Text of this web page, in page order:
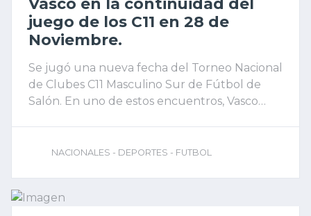
juego de los C11 en 28 de
Noviembre.
Se jugó una nueva fecha del Torneo Nacional
de Clubes C11 Masculino Sur de Fútbol de
Salón. En uno de estos encuentros, Vasco
vieron acción ayer. Talleres y Boxing Club, en
clasificatoria en la división mayor. También se
NACIONALES - DEPORTES - FUTBOL